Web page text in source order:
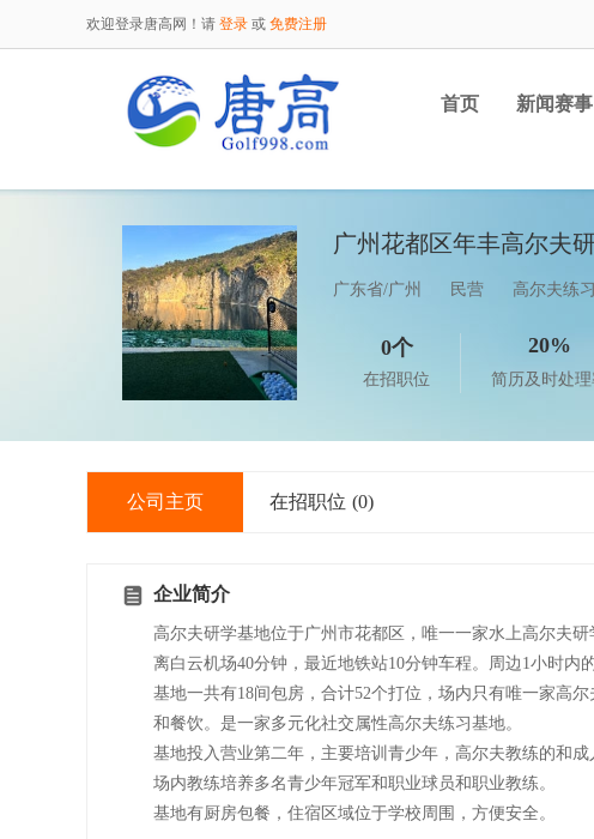
欢迎登录唐高网！请 登录 或 免费注册
首页 新闻赛事
广州花都区年丰高尔夫
广东省/广州 民营 高尔夫练
0个
在招职位
20%
简历及时处
公司主页 在招职位 (0)
企业简介
高尔夫研学基地位于广州市花都区，唯一一家水上高尔夫
离白云机场40分钟，最近地铁站10分钟车程。周边1小时内
基地一共有18间包房，合计52个打位，场内只有唯一家高
和餐饮。是一家多元化社交属性高尔夫练习基地。
基地投入营业第二年，主要培训青少年，高尔夫教练的和成
场内教练培养多名青少年冠军和职业球员和职业教练。
基地有厨房包餐，住宿区域位于学校周围，方便安全。